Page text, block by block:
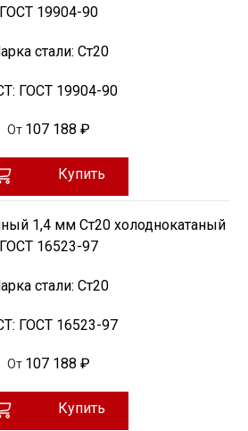
ГОСТ 19904-90
стали: Ст20
ГОСТ 19904-90
От 107 188 ₽
Купить
1,4 мм Ст20 холоднокатаный
ГОСТ 16523-97
стали: Ст20
ГОСТ 16523-97
От 107 188 ₽
Купить